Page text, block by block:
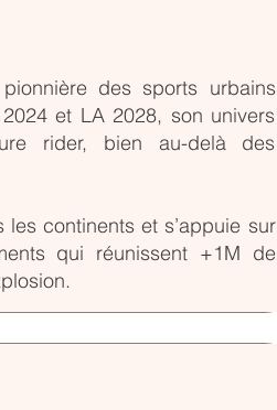
des sports urbains
et LA 2028, son univers
rider, bien au-delà des
continents et s’appuie sur
qui réunissent +1M de